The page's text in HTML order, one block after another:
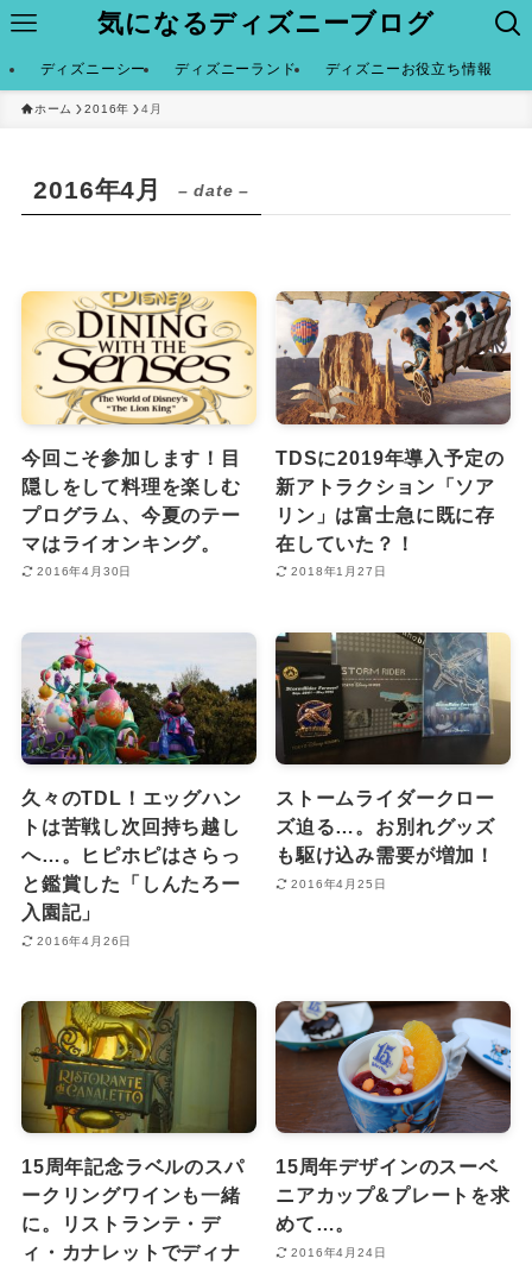
気になるディズニーブログ
ディズニーシー ディズニーランド ディズニーお役立ち情報
ホーム 2016年 4月
2016年4月 – date –
今回こそ参加します！目
隠しをして料理を楽しむ
プログラム、今夏のテー
マはライオンキング。
2016年4月30日
TDSに2019年導入予定の
新アトラクション「ソア
リン」は富士急に既に存
在していた？！
2018年1月27日
久々のTDL！エッグハン
トは苦戦し次回持ち越し
へ…。ヒピホピはさらっ
と鑑賞した「しんたろー
入園記」
2016年4月26日
ストームライダークロー
ズ迫る…。お別れグッズ
も駆け込み需要が増加！
2016年4月25日
15周年記念ラベルのスパ
ークリングワインも一緒
に。リストランテ・デ
ィ・カナレットでディナ
15周年デザインのスーベ
ニアカップ&プレートを求
めて…。
2016年4月24日